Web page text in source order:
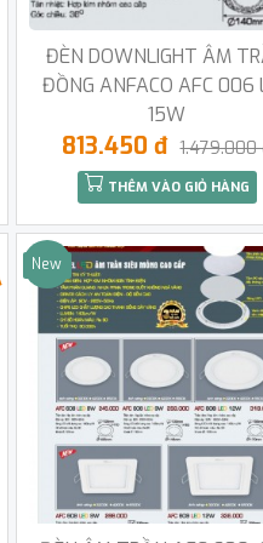
ĐÈN DOWNLIGHT ÂM
ĐỒNG ANFACO AFC 006
15W
813.450 đ 1.479.000
THÊM VÀO GIỎ HÀNG
Sale
New